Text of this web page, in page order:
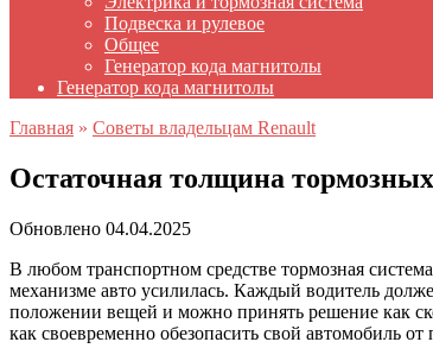
Подвеска и рулевое
Общее
Генератор кода магнитолы
Генератор кода магнитолы
Главная » Советы владельцам Renault
Остаточная толщина
Обновлено 04.04.2025
В любом транспортном средстве тормозная
механизме авто усилилась. Каждый водитель
положении вещей и можно принять решение как
как своевременно обезопасить свой автомобиль от